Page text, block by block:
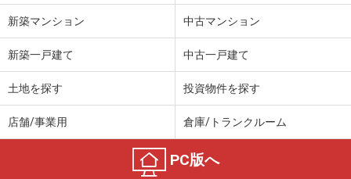
新築マンション 中古マンション
新築一戸建て 中古一戸建て
土地を探す 投資物件を探す
店舗/事業用 倉庫/トランクルーム
PC版へ